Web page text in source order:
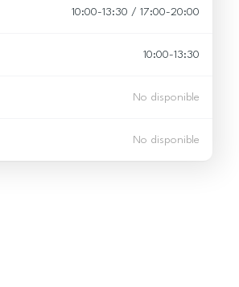
10:00-13:30 / 17:00-20:00
10:00-13:30
No disponible
No disponible